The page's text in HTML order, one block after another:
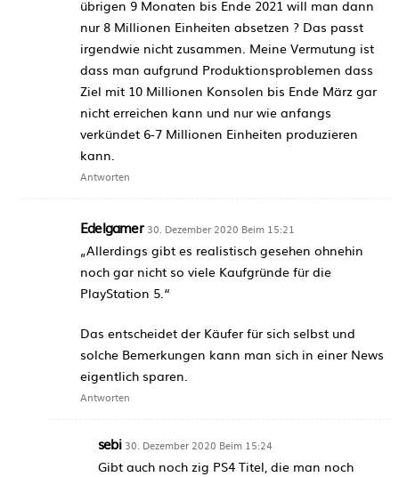
übrigen 9 Monaten bis Ende 2021 will man dann
nur 8 Millionen Einheiten absetzen ? Das passt
irgendwie nicht zusammen. Meine Vermutung ist
dass man aufgrund Produktionsproblemen dass
Ziel mit 10 Millionen Konsolen bis Ende März gar
nicht erreichen kann und nur wie anfangs
verkündet 6-7 Millionen Einheiten produzieren
kann.
Antworten
Edelgamer 30. Dezember 2020 Beim 15:21
„Allerdings gibt es realistisch gesehen ohnehin
noch gar nicht so viele Kaufgründe für die
PlayStation 5.“
Das entscheidet der Käufer für sich selbst und
solche Bemerkungen kann man sich in einer News
eigentlich sparen.
Antworten
sebi 30. Dezember 2020 Beim 15:24
Gibt auch noch zig PS4 Titel, die man noch